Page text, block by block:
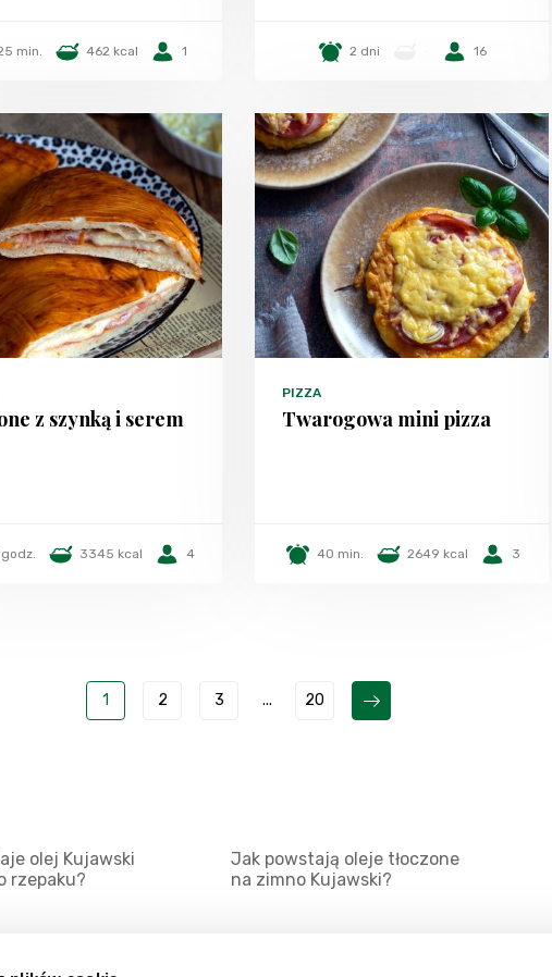
min. 462 kcal 1 2 dni 16
z szynką i serem
3345 kcal 4
PIZZA
Twarogowa mini pizza
40 min. 2649 kcal 3
1 2 3 ... 20
olej Kujawski
rzepaku?
Jak powstają oleje tłoczone
na zimno Kujawski?